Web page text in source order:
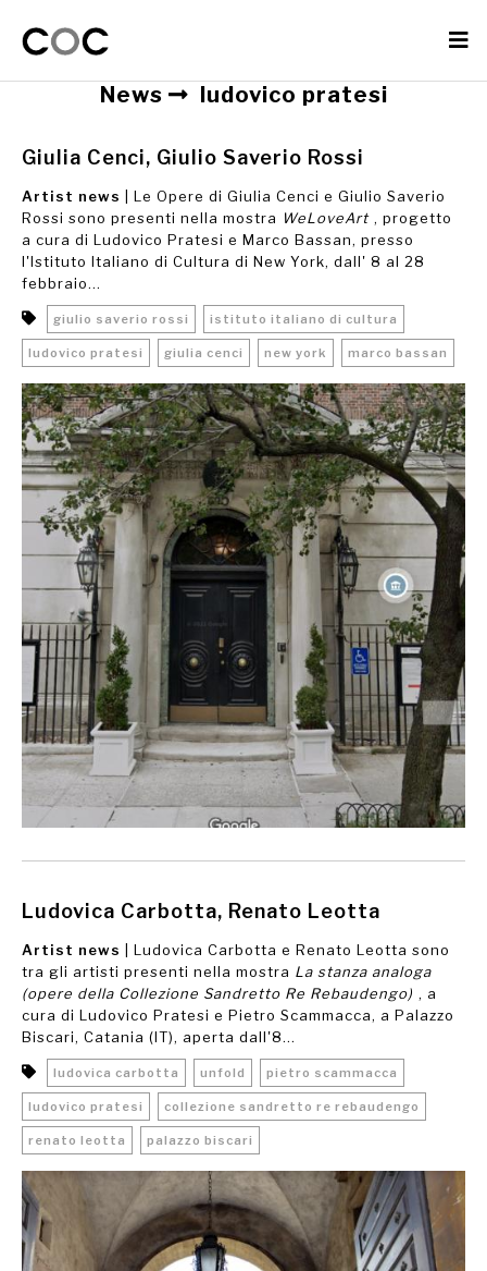
News ludovico pratesi
Giulia Cenci, Giulio Saverio Rossi
Artist news
| Le Opere di Giulia Cenci e Giulio Saverio
Rossi sono presenti nella mostra WeLoveArt , progetto
a cura di Ludovico Pratesi e Marco Bassan, presso
l'Istituto Italiano di Cultura di New York, dall' 8 al 28
febbraio...
giulio saverio rossi istituto italiano di cultura
ludovico pratesi giulia cenci new york marco bassan
Ludovica Carbotta, Renato Leotta
Artist news
| Ludovica Carbotta e Renato Leotta sono
tra gli artisti presenti nella mostra La stanza analoga
(opere della Collezione Sandretto Re Rebaudengo) , a
cura di Ludovico Pratesi e Pietro Scammacca, a Palazzo
Biscari, Catania (IT), aperta dall'8...
ludovica carbotta unfold pietro scammacca
ludovico pratesi collezione sandretto re rebaudengo
renato leotta palazzo biscari